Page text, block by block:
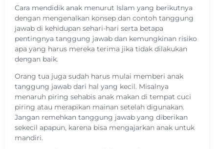
Cara mendidik anak menurut Islam yang berikutnya
dengan mengenalkan konsep dan contoh tanggung
jawab di kehidupan sehari-hari serta betapa
pentingnya tanggung jawab dan kemungkinan risiko
apa yang harus mereka terima jika tidak dilakukan
dengan baik.
Orang tua juga sudah harus mulai memberi anak
tanggung jawab dari hal yang kecil. Misalnya
menaruh piring sehabis anak makan di tempat cuci
piring atau merapikan mainan setelah digunakan.
Jangan remehkan tanggung jawab yang diberikan
sekecil apapun, karena bisa mengajarkan anak untuk
mandiri.